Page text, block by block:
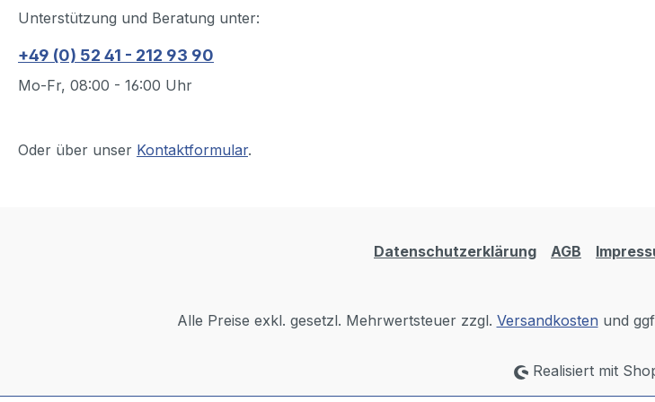
Unterstützung und Beratung unter:
+49 (0) 52 41 - 212 93 90
Mo-Fr, 08:00 - 16:00 Uhr
Oder über unser Kontaktformular.
Datenschutzerklärung AGB
Alle Preise exkl. gesetzl. Mehrwertsteuer zzgl. Versandkosten und
Realisiert mit